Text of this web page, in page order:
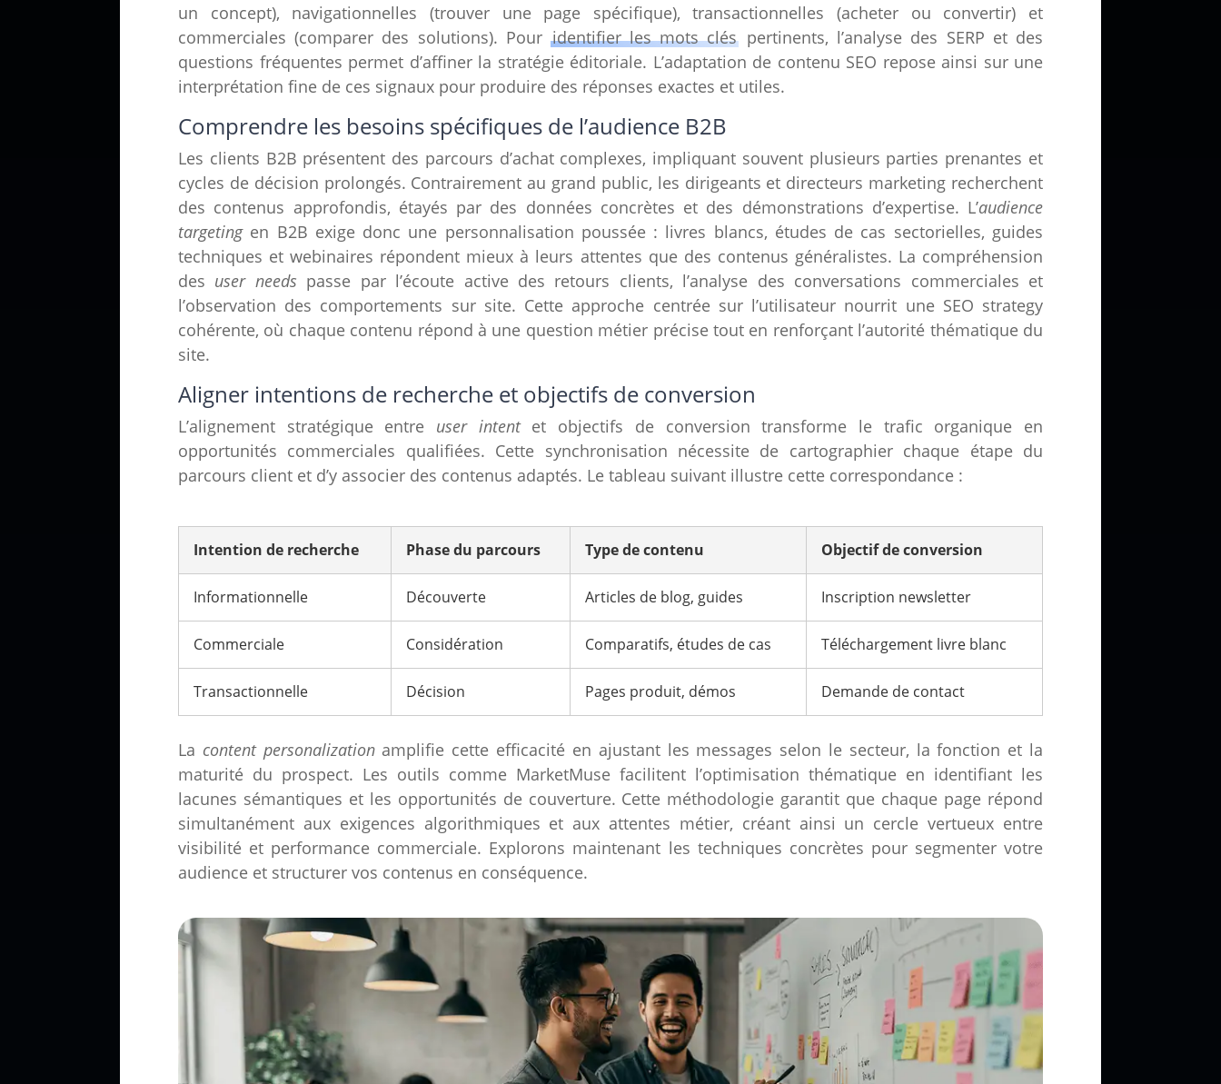
un concept), navigationnelles (trouver une page spécifique), transactionnelles (acheter ou convertir) et
commerciales (comparer des solutions). Pouridentifier les mots cléspertinents, l’analyse des SERP et des
questions fréquentes permet d’affiner la stratégie éditoriale. L’adaptation de contenu SEO repose ainsi sur une
interprétation fine de ces signaux pour produire des réponses exactes et utiles.
Comprendre les besoins spécifiques de l’audience B2B
Les clients B2B présentent des parcours d’achat complexes, impliquant souvent plusieurs parties prenantes et
cycles de décision prolongés. Contrairement au grand public, les dirigeants et directeurs marketing recherchent
des contenus approfondis, étayés par des données concrètes et des démonstrations d’expertise. L’audience
targetingen B2B exige donc une personnalisation poussée : livres blancs, études de cas sectorielles, guides
techniques et webinaires répondent mieux à leurs attentes que des contenus généralistes. La compréhension
des user needs passe par l’écoute active des retours clients, l’analyse des conversations commerciales et
l’observation des comportements sur site. Cette approche centrée sur l’utilisateur nourrit une SEO strategy
cohérente, où chaque contenu répond à une question métier précise tout en renforçant l’autorité thématique du
site.
Aligner intentions de recherche et objectifs de conversion
L’alignement stratégique entre user intentet objectifs de conversion transforme le trafic organique en
opportunités commerciales qualifiées. Cette synchronisation nécessite de cartographier chaque étape du
parcours client et d’y associer des contenus adaptés. Le tableau suivant illustre cette correspondance :
Intention de recherche Phase du parcours Type de contenu Objectif de conversion
Informationnelle Découverte Articles de blog, guides Inscription newsletter
Commerciale Considération Comparatifs, études de cas Téléchargement livre blanc
Transactionnelle Décision Pages produit, démos Demande de contact
La content personalizationamplifie cette efficacité en ajustant les messages selon le secteur, la fonction et la
maturité du prospect. Les outils comme MarketMuse facilitent l’optimisation thématique en identifiant les
lacunes sémantiques et les opportunités de couverture. Cette méthodologie garantit que chaque page répond
simultanément aux exigences algorithmiques et aux attentes métier, créant ainsi un cercle vertueux entre
visibilité et performance commerciale. Explorons maintenant les techniques concrètes pour segmenter votre
audience et structurer vos contenus en conséquence.